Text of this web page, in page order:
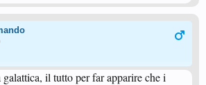
il tutto per far apparire che i